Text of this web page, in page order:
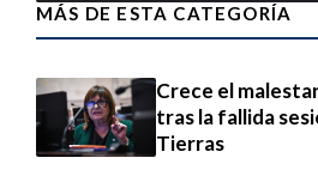
MÁS DE ESTA CATEGORÍA
Crece el
tras la fallida
Tierras